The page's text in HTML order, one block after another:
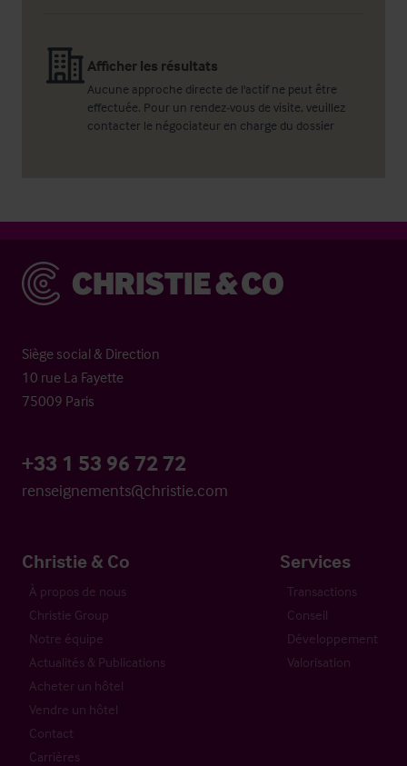
Afficher les résultats
Aucune approche directe de l'actif ne peut être
effectuée. Pour un rendez-vous de visite, veuillez
contacter le négociateur en charge du dossier
Christie & Co
Siège social & Direction
10 rue La Fayette
75009 Paris
+33 1 53 96 72 72
renseignements@christie.com
Christie & Co
À propos de nous
Christie Group
Notre équipe
Actualités & Publications
Acheter un hôtel
Vendre un hôtel
Contact
Carrières
Services
Transactions
Conseil
Développement
Valorisation